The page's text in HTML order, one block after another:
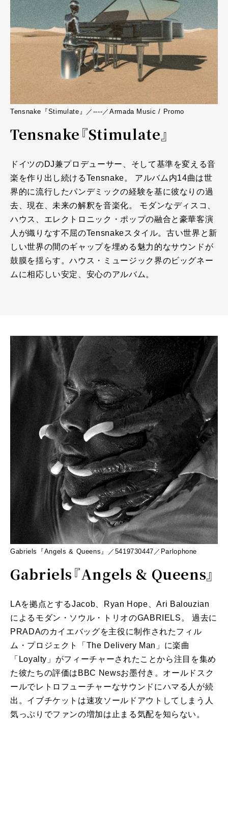
Tensnake『Stimulate』／----／Armada Music / Promo
Tensnake『Stimulate』
ドイツのDJ兼プロデューサー、そして基準を変える音
楽を作り出し続けるTensnake。 アルバム内14曲は世
界的に流行したパンデミックの経験を基に彼なりの過
去、現在、未来の解釈を音楽化。 モダンなディスコ、
ハウス、エレクトロニック・ポップの融合と豪華客演
人が織りなす不屈のTensnakeスタイル。古い世界と新
しい世界の間のギャップを埋める魅力的なサウンドが
鼓膜を揺らす。ハウス・ミュージック界のビッグネー
ムに相応しい安定、安心のアルバム。
Gabriels『Angels & Queens』／5419730447／Parlophone
Gabriels『Angels & Queens』
LAを拠点とするJacob、Ryan Hope、Ari Balouzian
によるモダン・ソウル・トリオのGABRIELS。 過去に
PRADAのカイエバッグを主役に制作されたフィル
ム・プロジェクト「The Delivery Man」に楽曲
「Loyalty」がフィーチャーされたことから注目を集め
た彼たちの評価はBBC Newsお墨付き。オールドスク
ールでレトロフューチャーなサウンドにハマる人が続
出。イブチケットは速攻ソールドアウトしてしまう人
気っぷりでファンの増加は止まる気配を知らない。